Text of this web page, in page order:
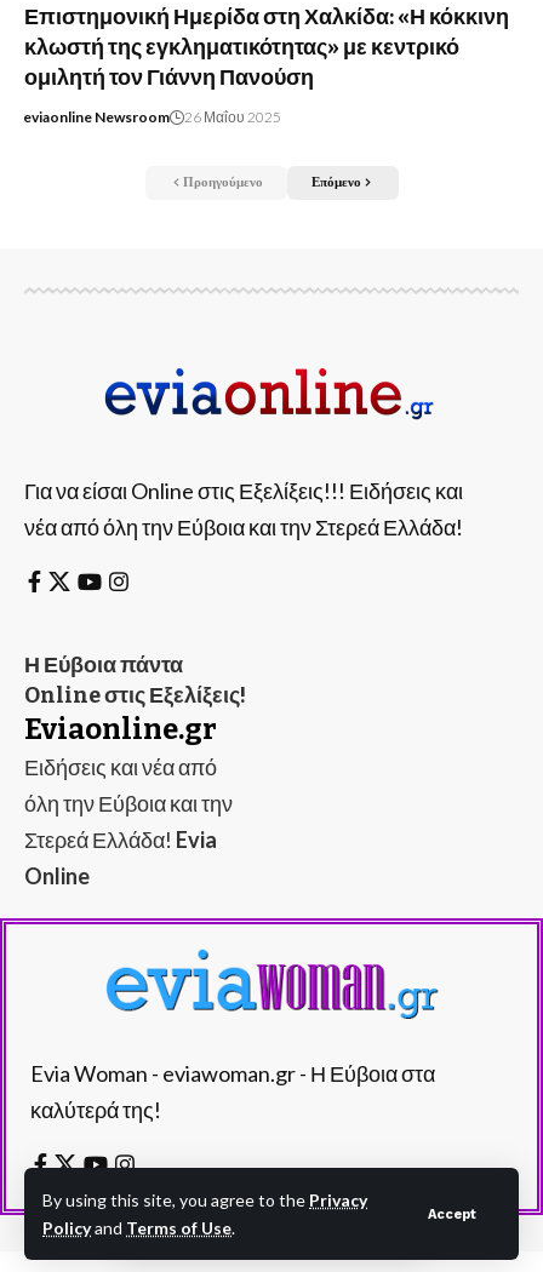
By using this site, you agree to the Privacy
Policyand Terms of Use.
Accept
Επιστημονική Ημερίδα στη Χαλκίδα: «Η κόκκινη
κλωστή της εγκληματικότητας» με κεντρικό
ομιλητή τον Γιάννη Πανούση
eviaonline Newsroom 26 Μαΐου 2025
Προηγούμενο Επόμενο
Για να είσαι Online στις Εξελίξεις!!! Ειδήσεις και
νέα από όλη την Εύβοια και την Στερεά Ελλάδα!
Η Εύβοια πάντα
Online στις Εξελίξεις!
Eviaonline.gr
Ειδήσεις και νέα από
όλη την Εύβοια και την
Στερεά Ελλάδα! Evia
Online
Evia Woman - eviawoman.gr - Η Εύβοια στα
καλύτερά της!